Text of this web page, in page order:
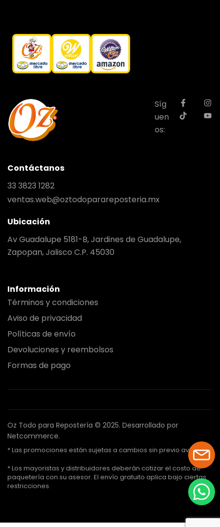
Síg
uen
os:
Contáctanos
33 3823 1282
ventas.web@oztodoparareposteria.mx
Ubicación
Av Guadalupe 5181-B, Jardines de Guadalupe,
Zapopan, Jalisco C.P. 45030
Información
Términos y condiciones
Aviso de privacidad
Políticas de envío
Devoluciones y reembolsos
Formas de pago
Oz Todo para Repostería © 2025. Desarrollado por
Netcommerce.
* Las promociones están sujetas a cambios sin previo aviso.
* Los mayoristas y distribuidores deberán cotizar el costo de
paquetería con su asesor. El envío gratuito aplica bajo ciertas
restricciones.